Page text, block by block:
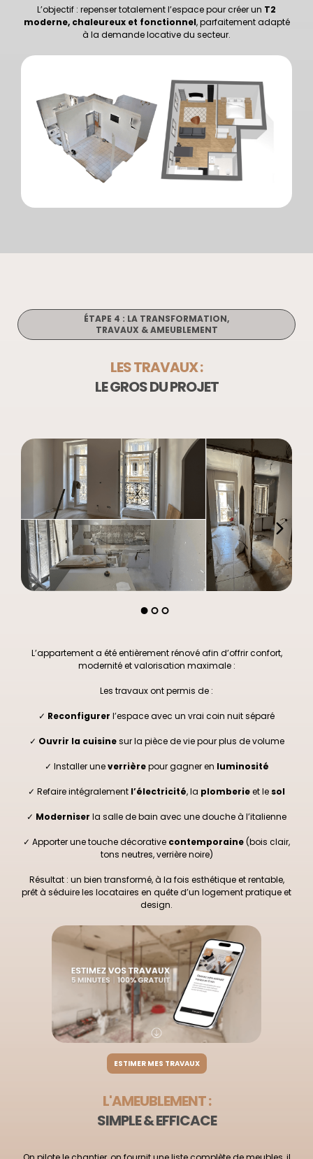
L’objectif : repenser totalement l’espace pour créer un T2
moderne, chaleureux et fonctionnel, parfaitement adapté
à la demande locative du secteur.
ÉTAPE 4 : LA TRANSFORMATION,
TRAVAUX & AMEUBLEMENT
LES TRAVAUX :
LE GROS DU PROJET
L’appartement a été entièrement rénové afin d’offrir confort,
modernité et valorisation maximale :
Les travaux ont permis de :
✓ Reconfigurer l’espace avec un vrai coin nuit séparé
✓ Ouvrir la cuisinesur la pièce de vie pour plus de volume
✓ Installer uneverrièrepour gagner en luminosité
✓ Refaire intégralement l’électricité, la plomberieet le sol
✓ Moderniser la salle de bain avec une douche à l’italienne
✓ Apporter une touche décorative contemporaine(bois clair,
tons neutres, verrière noire)
Résultat : un bien transformé, à la fois esthétique et rentable,
prêt à séduire les locataires en quête d’un logement pratique et
design.
ESTIMER MES TRAVAUX
L'AMEUBLEMENT :
SIMPLE & EFFICACE